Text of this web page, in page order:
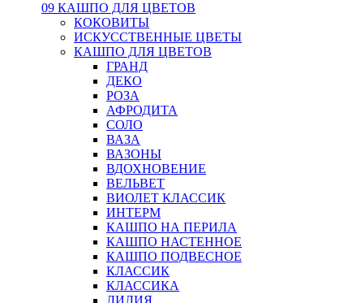
09 КАШПО ДЛЯ ЦВЕТОВ
КОКОВИТЫ
ИСКУССТВЕННЫЕ ЦВЕТЫ
КАШПО ДЛЯ ЦВЕТОВ
ГРАНД
ДЕКО
РОЗА
АФРОДИТА
СОЛО
ВАЗА
ВАЗОНЫ
ВДОХНОВЕНИЕ
ВЕЛЬВЕТ
ВИОЛЕТ КЛАССИК
ИНТЕРМ
КАШПО НА ПЕРИЛА
КАШПО НАСТЕННОЕ
КАШПО ПОДВЕСНОЕ
КЛАССИК
КЛАССИКА
ЛИЛИЯ